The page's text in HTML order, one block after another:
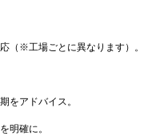
（※工場ごとに異なります）。
をアドバイス。
明確に。